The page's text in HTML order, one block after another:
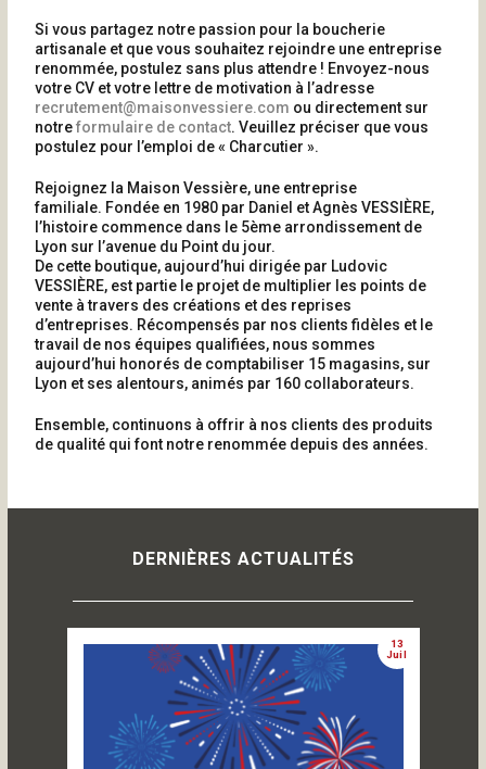
Si vous partagez notre passion pour la boucherie
artisanale et que vous souhaitez rejoindre une entreprise
renommée, postulez sans plus attendre ! Envoyez-nous
votre CV et votre lettre de motivation à l’adresse
recrutement@maisonvessiere.com ou directement sur
notreformulaire de contact. Veuillez préciser que vous
postulez pour l’emploi de « Charcutier ».
Rejoignez la Maison Vessière, une entreprise
familiale. Fondée en 1980 par Daniel et Agnès VESSIÈRE,
l’histoire commence dans le 5ème arrondissement de
Lyon sur l’avenue du Point du jour.
De cette boutique, aujourd’hui dirigée par Ludovic
VESSIÈRE, est partie le projet de multiplier les points de
vente à travers des créations et des reprises
d’entreprises. Récompensés par nos clients fidèles et le
travail de nos équipes qualifiées, nous sommes
aujourd’hui honorés de comptabiliser 15 magasins, sur
Lyon et ses alentours, animés par 160 collaborateurs.
Ensemble, continuons à offrir à nos clients des produits
de qualité qui font notre renommée depuis des années.
DERNIÈRES ACTUALITÉS
13
Juil